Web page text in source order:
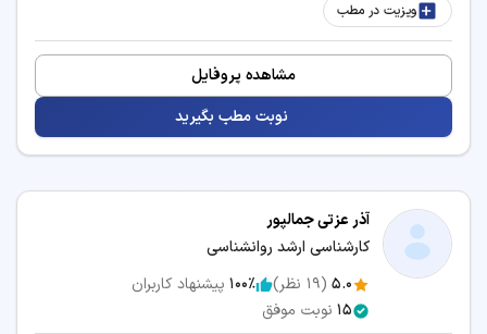
ویزیت در مطب
مشاهده پروفایل
نوبت مطب بگیرید
آذر عزتی جمالپور
کارشناسی ارشد روانشناسی
5.0
(
19 نظر) 100٪ پیشنهاد کاربران
15 نوبت موفق